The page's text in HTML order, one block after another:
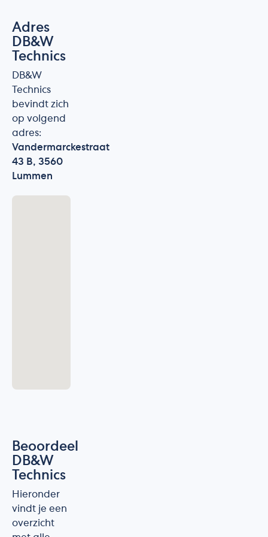
Adres
DB&W
Technics
DB&W
Technics
bevindt zich
op volgend
adres:
Vandermarckestraat
43 B, 3560
Lummen
Beoordeel
DB&W
Technics
Hieronder
vindt je een
overzicht